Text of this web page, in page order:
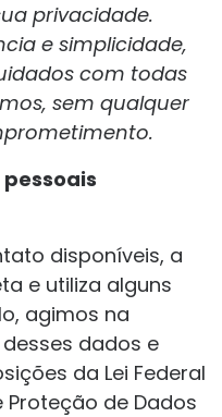
privacidade.
e simplicidade,
com todas
sem qualquer
disponíveis, a
e utiliza alguns
agimos na
dados e
da Lei Federal
Proteção de Dados